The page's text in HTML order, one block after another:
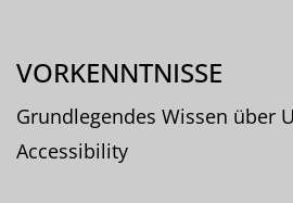
VORKENNTNISSE
Grundlegendes Wissen über
Accessibility